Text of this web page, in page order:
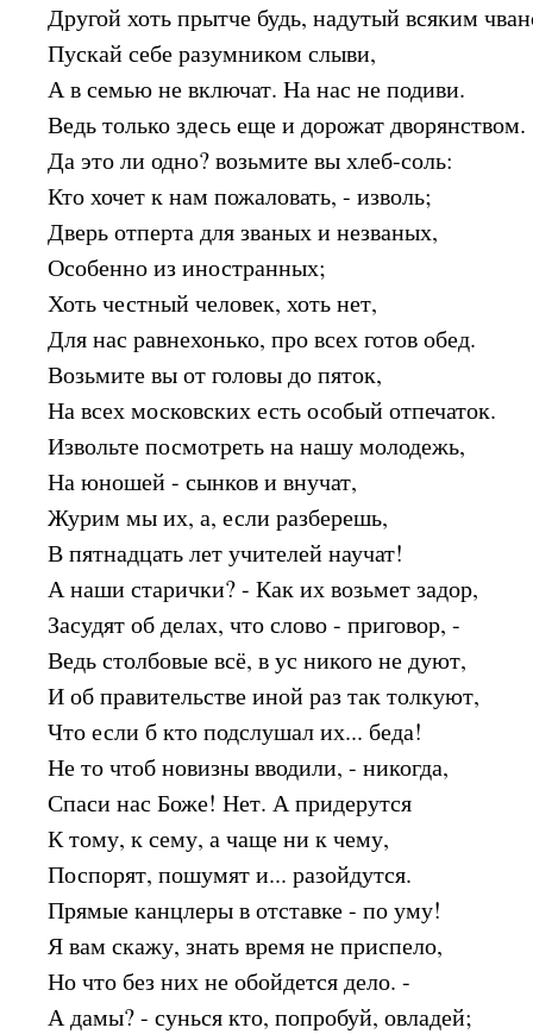
Другой хоть прытче будь, надутый всяким
Пускай себе разумником слыви,
А в семью не включат. На нас не подиви.
Ведь только здесь еще и дорожат дворянством.
Да это ли одно? возьмите вы хлеб-соль:
Кто хочет к нам пожаловать, - изволь;
Дверь отперта для званых и незваных,
Особенно из иностранных;
Хоть честный человек, хоть нет,
Для нас равнехонько, про всех готов обед.
Возьмите вы от головы до пяток,
На всех московских есть особый отпечаток.
Извольте посмотреть на нашу молодежь,
На юношей - сынков и внучат,
Журим мы их, а, если разберешь,
В пятнадцать лет учителей научат!
А наши старички? - Как их возьмет задор,
Засудят об делах, что слово - приговор, -
Ведь столбовые всё, в ус никого не дуют,
И об правительстве иной раз так толкуют,
Что если б кто подслушал их... беда!
Не то чтоб новизны вводили, - никогда,
Спаси нас Боже! Нет. А придерутся
К тому, к сему, а чаще ни к чему,
Поспорят, пошумят и... разойдутся.
Прямые канцлеры в отставке - по уму!
Я вам скажу, знать время не приспело,
Но что без них не обойдется дело. -
А дамы? - сунься кто, попробуй, овладей;